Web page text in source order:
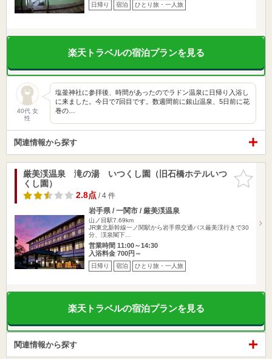
日帰り 宿泊 ひとり旅・一人旅
楽天トラベルの宿泊プランを見る
40代 女
性
塩釜神社に参拝後、時間があったのでラドン温泉に日帰り入浴し
に来ました。今日で7回目です。数週間前に銀山温泉、5日前に花
巻の…
関連情報から探す
お気に入
りに追加
厳美渓温泉 滝の湯 いつくし園（旧石橋ホテルいつ
くし園）
2.8点/ 4 件
岩手県 / 一関市 / 厳美渓温泉
山ノ目駅7.69km
JR東北新幹線一ノ関駅から岩手県交通バス厳美渓行きで30
分、渓泉閣下…
営業時間 11:00～14:30
入浴料金 700円～
日帰り 宿泊 ひとり旅・一人旅
楽天トラベルの宿泊プランを見る
関連情報から探す